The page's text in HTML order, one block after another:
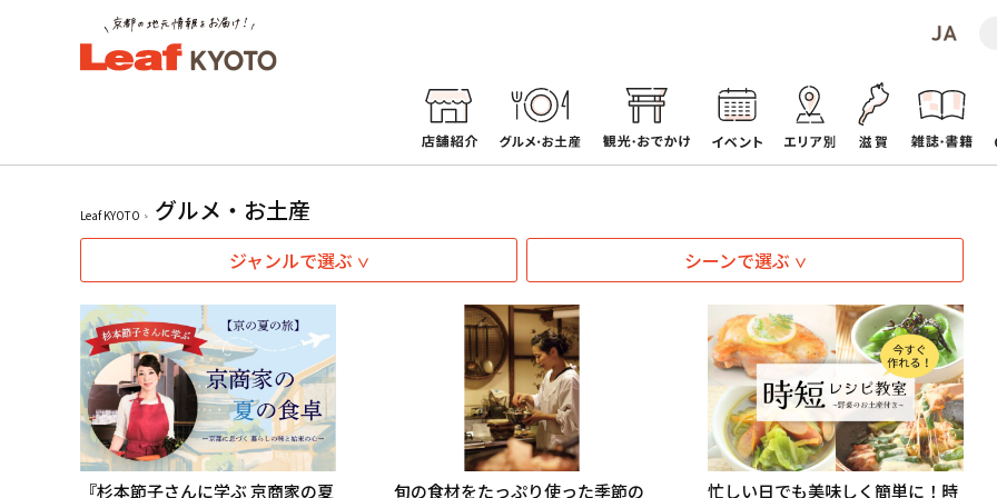
Leaf KYOTO グルメ・お土産
ジャンルで選ぶ シーンで選ぶ
『杉本節子さんに学ぶ 京商家の夏 旬の食材をたっぷり使った季節の 忙しい日でも美味しく簡単に！時